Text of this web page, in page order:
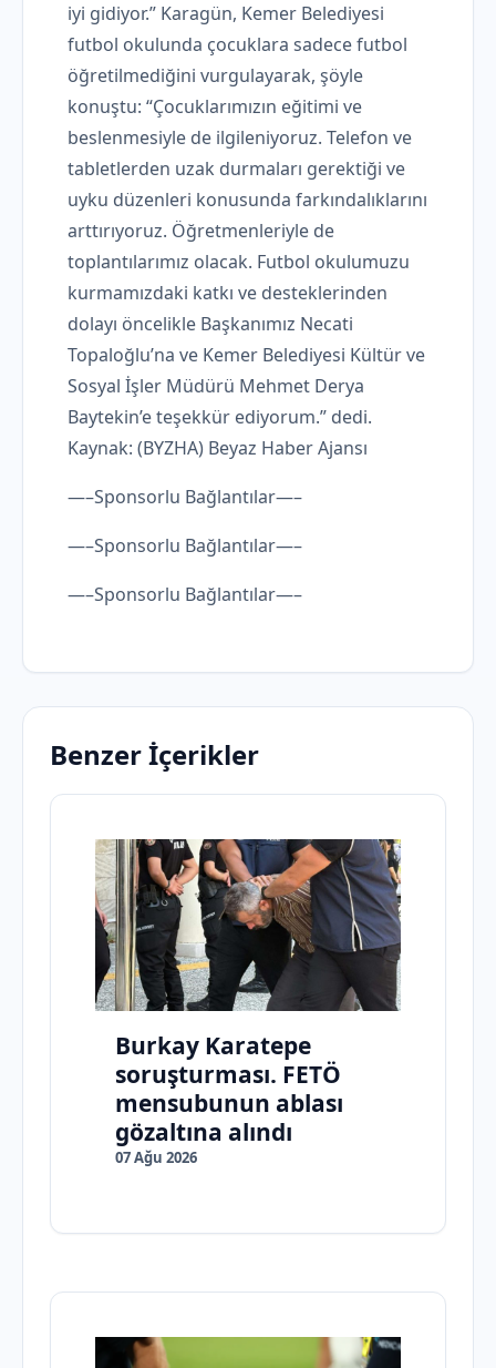
iyi gidiyor.” Karagün, Kemer Belediyesi
futbol okulunda çocuklara sadece futbol
öğretilmediğini vurgulayarak, şöyle
konuştu: “Çocuklarımızın eğitimi ve
beslenmesiyle de ilgileniyoruz. Telefon ve
tabletlerden uzak durmaları gerektiği ve
uyku düzenleri konusunda farkındalıklarını
arttırıyoruz. Öğretmenleriyle de
toplantılarımız olacak. Futbol okulumuzu
kurmamızdaki katkı ve desteklerinden
dolayı öncelikle Başkanımız Necati
Topaloğlu’na ve Kemer Belediyesi Kültür ve
Sosyal İşler Müdürü Mehmet Derya
Baytekin’e teşekkür ediyorum.” dedi.
Kaynak: (BYZHA) Beyaz Haber Ajansı
—–Sponsorlu Bağlantılar—–
—–Sponsorlu Bağlantılar—–
—–Sponsorlu Bağlantılar—–
Benzer İçerikler
Burkay Karatepe
soruşturması. FETÖ
mensubunun ablası
gözaltına alındı
07 Ağu 2026